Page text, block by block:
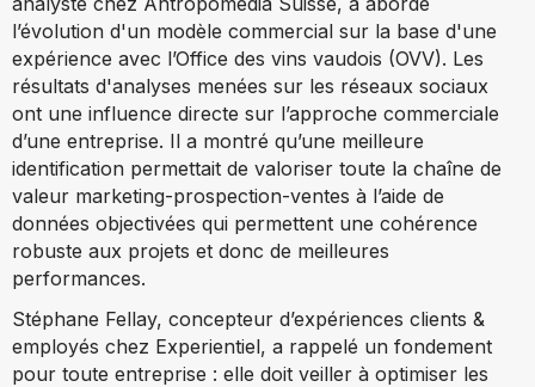
l’évolution d'un modèle commercial sur la base d'une
expérience avec l’Office des vins vaudois (OVV). Les
résultats d'analyses menées sur les réseaux sociaux
ont une influence directe sur l’approche commerciale
d’une entreprise. Il a montré qu’une meilleure
identification permettait de valoriser toute la chaîne de
valeur marketing-prospection-ventes à l’aide de
données objectivées qui permettent une cohérence
robuste aux projets et donc de meilleures
performances.
Stéphane Fellay, concepteur d’expériences clients &
employés chez Experientiel, a rappelé un fondement
pour toute entreprise : elle doit veiller à optimiser les